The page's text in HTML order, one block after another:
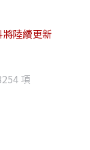
項
陸續更新